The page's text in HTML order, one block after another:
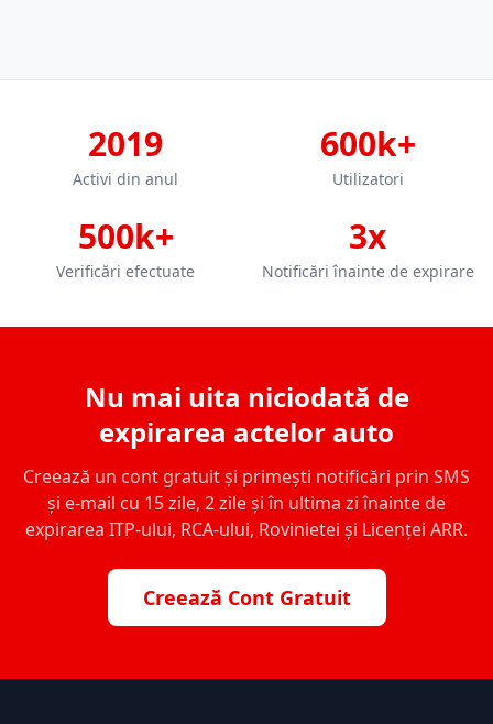
2019
Activi din anul
600k+
Utilizatori
500k+
Verificări efectuate
3x
Notificări înainte de expirare
Nu mai uita niciodată de
expirarea actelor auto
Creează un cont gratuit și primești notificări prin SMS
și e-mail cu 15 zile, 2 zile și în ultima zi înainte de
expirarea ITP-ului, RCA-ului, Rovinietei și Licenței ARR.
Creează Cont Gratuit